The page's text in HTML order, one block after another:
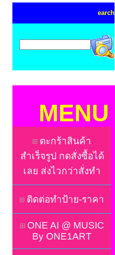
earch
MENU
ตะกร้าสินค้า
สำเร็จรูป กดสั่งซื้อได้
เลย ส่งไวกว่าสั่งทำ
ติดต่อทำป้าย-ราคา
ONE AI @ MUSIC
By ONE1ART